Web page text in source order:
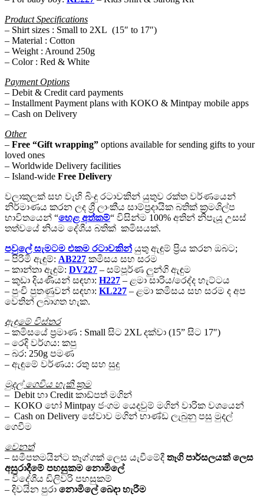
Product Specifications
– Shirt sizes : Small to 2XL (15″ to 17″)
– Material : Cotton
– Weight : Around 250g
– Color : Red & White
Payment Options
– Debit & Credit card payments
– Installment Payment plans with KOKO & Mintpay mobile apps
– Cash on Delivery
Other
– Free “Gift wrapping” options available for sending gifts to your
loved ones
– Worldwide Delivery facilities
– Island-wide Free Delivery
වලාකුලක් සහ වැහි බිංදු රටාවකින් යුතුව රක්ත වර්ණයෙන්
නිර්මාණය කරන ලද ශ්‍රී ලාංකීය සාම්ප්‍රදායික බතික් ක්‍රමශිල්ප
භාවිතයෙන් “හෙළ අත්කම්“ විසින්ම 100% අතින් නිපැයූ උසස්
තත්වයේ නියම දේශීය බතික් කමිසයක්.
පවුලේ සැමටම එකම රටාවකින් යුතු ඇඳුම් ප්‍රිය කරන ඔබට;
– පිරිමි ඇඳුම්: AB227 කමිසය සහ සරම
– කාන්තා ඇඳුම්: DV227 – සම්පූර්ණ ලුන්ගි ඇඳුම
– කුඩා දියණියන් සඳහා: H227 – ළමා සාරිය/රෙද්ද හැට්ටය
– පුංචි පුතණුවන් සඳහා: KL227 – ළමා කමිසය සහ සරම ද අප
වෙතින් ලබාගත හැක.
ඇඳුමේ විස්තර
– කමිසයේ ප්‍රමාණ : Small සිට 2XL දක්වා (15” සිට 17″)
– රෙදි වර්ගය: කපු
– බර: 250g පමණ
– ඇඳුමේ වර්ණය: රතු සහ සුදු
මුදල් ගෙවිය හැකි ක්‍රම
– Debit හා Credit කාඩ්පත් මගින්
– KOKO හෝ Mintpay ජංගම යෙදවුම් මගින් වාරික වශයෙන්
– Cash on Delivery සේවාව මගින් භාණ්ඩ ලැබුනු පසු මුදල්
ගෙවීම
වෙනත්
– සමීපතමයින්ට තෑග්ගක් ලෙස යැවීමේදී තෑගි පාර්සලයක් ලෙස
අසුරාදීමේ පහසුකම නොමිලේ
– විදේශීය ඩිලිවරි පහසුකම්
– දිවයින පුරා නොමිලේ බෙදා හැරීම